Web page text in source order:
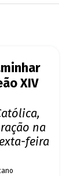
XIV
na
feira